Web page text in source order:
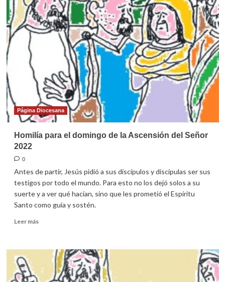
para
el
domingo
de
Pentecostés
Página Diocesana
Homilía para el domingo de la Ascensión del Señor
2022
0
Antes de partir, Jesús pidió a sus discípulos y discípulas ser sus
testigos por todo el mundo. Para esto no los dejó solos a su
suerte y a ver qué hacían, sino que les prometió el Espíritu
Santo como guía y sostén.
Leer másLeer
Homilía
domingo